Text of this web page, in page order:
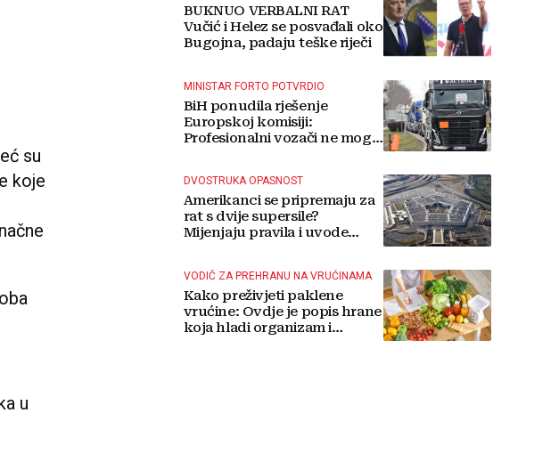
su
koje
u
BUKNUO VERBALNI RAT
Vučić i Helez se posvađali oko
Bugojna, padaju teške riječi
MINISTAR FORTO POTVRDIO
BiH ponudila rješenje
Europskoj komisiji:
Profesionalni vozači ne mogu
DVOSTRUKA OPASNOST
Amerikanci se pripremaju za
rat s dvije supersile?
Mijenjaju pravila i uvode
VODIČ ZA PREHRANU NA VRUĆINAMA
Kako preživjeti paklene
vrućine: Ovdje je popis hrane
koja hladi organizam i